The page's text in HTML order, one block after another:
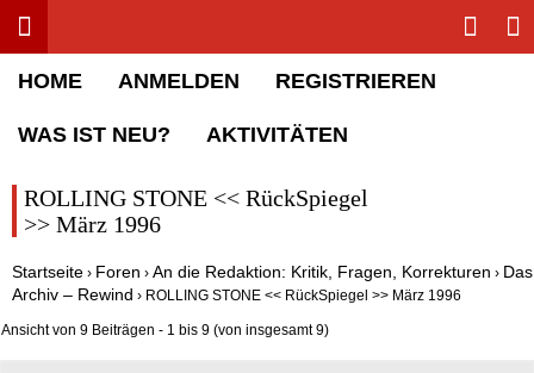
HOME ANMELDEN REGISTRIEREN
WAS IST NEU? AKTIVITÄTEN
ROLLING STONE << RückSpiegel
>> März 1996
Startseite › Foren › An die Redaktion: Kritik, Fragen, Korrekturen › Das
Archiv – Rewind › ROLLING STONE << RückSpiegel >> März 1996
Ansicht von 9 Beiträgen - 1 bis 9 (von insgesamt 9)